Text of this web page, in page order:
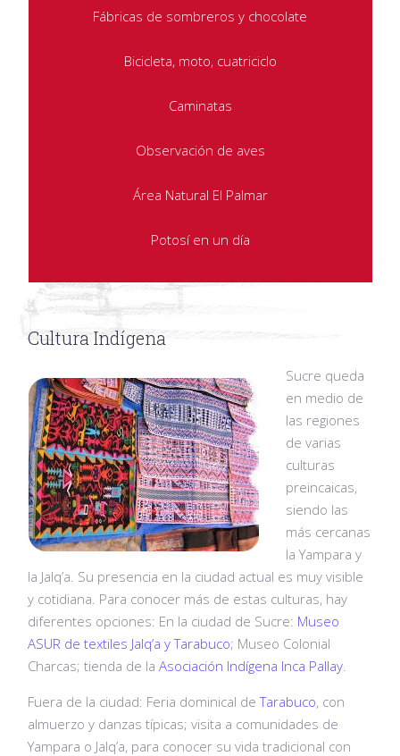
Fábricas de sombreros y chocolate
Bicicleta, moto, cuatriciclo
Caminatas
Observación de aves
Área Natural El Palmar
Potosí en un día
Cultura Indígena
Sucre queda
en medio de
las regiones
de varias
culturas
preincaicas,
siendo las
más cercanas
la Yampara y
la Jalq’a. Su presencia en la ciudad actual es muy visible
y cotidiana. Para conocer más de estas culturas, hay
diferentes opciones: En la ciudad de Sucre: Museo
ASUR de textiles Jalq’a y Tarabuco; Museo Colonial
Charcas; tienda de la Asociación Indígena Inca Pallay.
Fuera de la ciudad: Feria dominical deTarabuco, con
almuerzo y danzas típicas; visita a comunidades de
Yampara o Jalq’a, para conocer su vida tradicional con